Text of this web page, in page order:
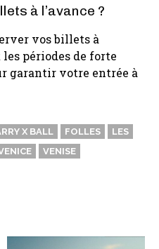
à l’avance ?
vos billets à
périodes de forte
garantir votre entrée à
X BALL FOLLES
LES
VENISE